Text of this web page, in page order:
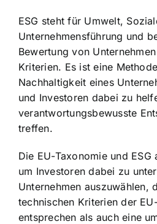
ESG steht für Umwelt,
Unternehmensführung und
Bewertung von
Kriterien. Es ist eine
Nachhaltigkeit eines
und Investoren dabei zu
verantwortungsbewusste
treffen.
Die EU-Taxonomie und ESG
um Investoren dabei zu
Unternehmen auszuwählen,
technischen Kriterien der
entsprechen als auch eine